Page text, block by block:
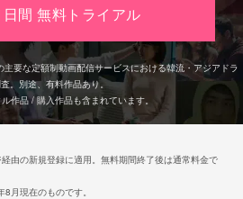
間 無料トライアル
主要な定額制動画配信サービスにおける韓流・アジアドラ
。別途、有料作品あり。
作品 / 購入作品も含まれています。
由の新規登録に適用。無料期間終了後は通常料金で
月現在のものです。